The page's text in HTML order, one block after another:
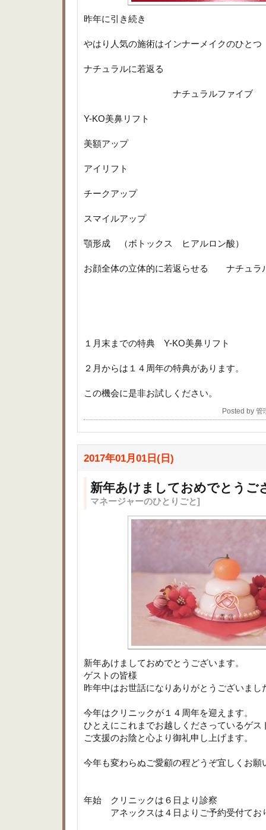
昨年に引き続き
やはり人気の施術はインナーメイクのひとつ
ナチュラルに若返る
ナチュラルファイブ
Y-KO美鼻リフト
美額アップ
アイリフト
チークアップ
スマイルアップ
顎形成 （ボトックス ヒアルロン酸）
お顔全体の立体的に若返らせる ナチュラ
１月末までの特典 Y-KO美鼻リフト
２月からは１４周年の特典があります。
この機会に是非お試しください。
Posted by
2017年01月01日(日)
新年あけましておめでとうご
マネージャーのひとりごと]
新年あけましておめでとうございます。
ゲストの皆様
昨年中はお世話になりありがとうございまし
今年はクリニックが１４周年を迎えます。
ひとえにこれまでお越しくださっているゲス
ご支援のお陰と心より御礼申し上げます。
今年も変わらぬご愛顧の程どうぞ宜しくお願
年始 クリニックは６日より診察
アネックスは４日よりご予約受付てお